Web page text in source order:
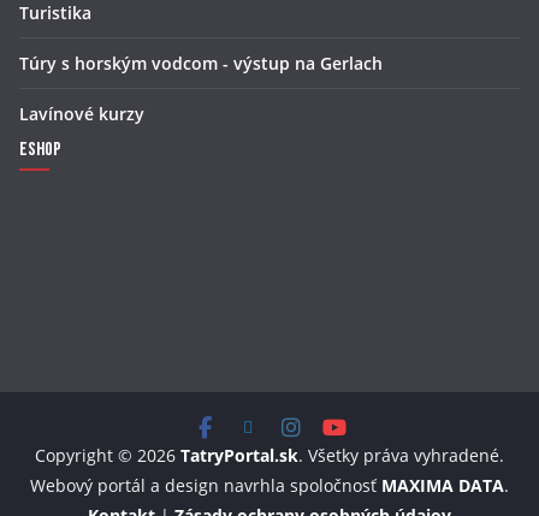
Turistika
Túry s horským vodcom - výstup na Gerlach
Lavínové kurzy
Eshop
Copyright © 2026 TatryPortal.sk. Všetky práva vyhradené.
Webový portál a design navrhla spoločnosť MAXIMA DATA.